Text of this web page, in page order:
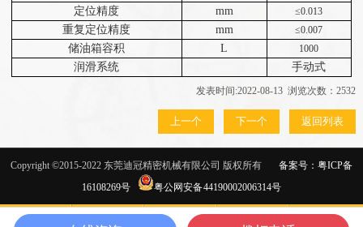
定位精度
mm ≤0.013
重复定位精度 mm ≤0.007
储油箱容积 L 1000
润滑系统 手动式
发表时间:2022-08-13 浏览次数：2532
上一个 下一个 返回列表
Copyright ©2015-2022 东莞迪冠精密机械有限公司 版权所有 备案号： 粤ICP备
16108269号
粤公网安备 44190002006314号